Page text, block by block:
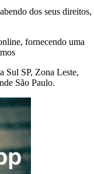
dos seus direitos,
fornecendo uma
Sul SP, Zona Leste,
São Paulo.